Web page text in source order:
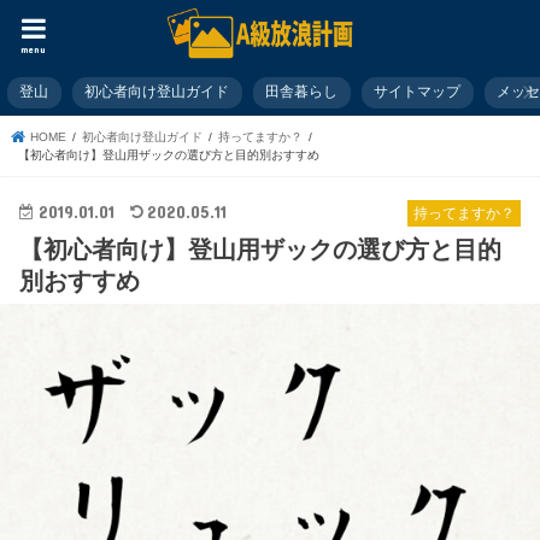
menu
登山 初心者向け登山ガイド 田舎暮らし サイトマップ メッ
HOME 初心者向け登山ガイド
持ってますか？
【初心者向け】登山用ザックの選び方と目的別おすすめ
持ってますか？
2019.01.01 2020.05.11
【初心者向け】登山用ザックの選び方と目的
別おすすめ